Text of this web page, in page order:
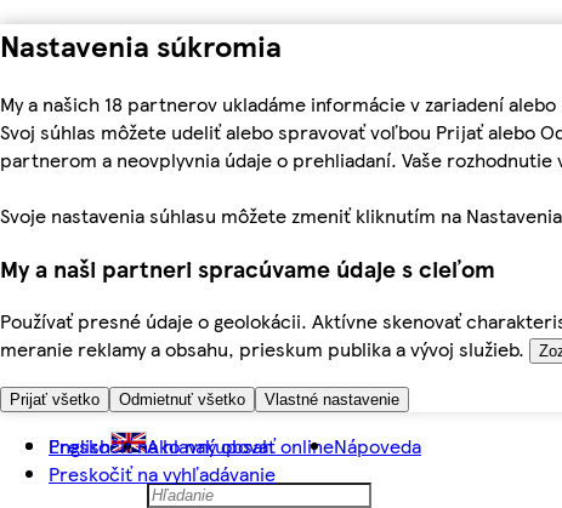
Nastavenia súkromia
My a našich 18 partnerov ukladáme informácie v zariadení
Svoj súhlas môžete udeliť alebo spravovať voľbou Prijať alebo
partnerom a neovplyvnia údaje o prehliadaní. Vaše
Svoje nastavenia súhlasu môžete zmeniť kliknutím na
My a naši partneri spracúvame údaje s cieľom
Používať presné údaje o geolokácii. Aktívne skenovať
meranie reklamy a obsahu, prieskum publika a vývoj služieb.
Prijať všetko Odmietnuť všetko Vlastné nastavenie
Preskočiť na hlavný obsah
Preskočiť na vyhľadávanie
English Ako nakupovať onlineNápoveda